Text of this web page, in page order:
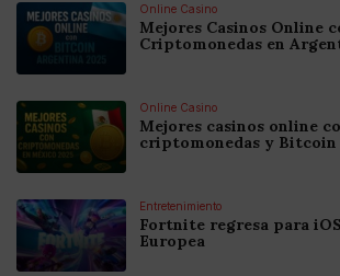
Online Casino
Mejores Casinos Online
Criptomonedas en
Online Casino
Mejores casinos online
criptomonedas y Bitcoin
Entretenimiento
Fortnite regresa para
Europea